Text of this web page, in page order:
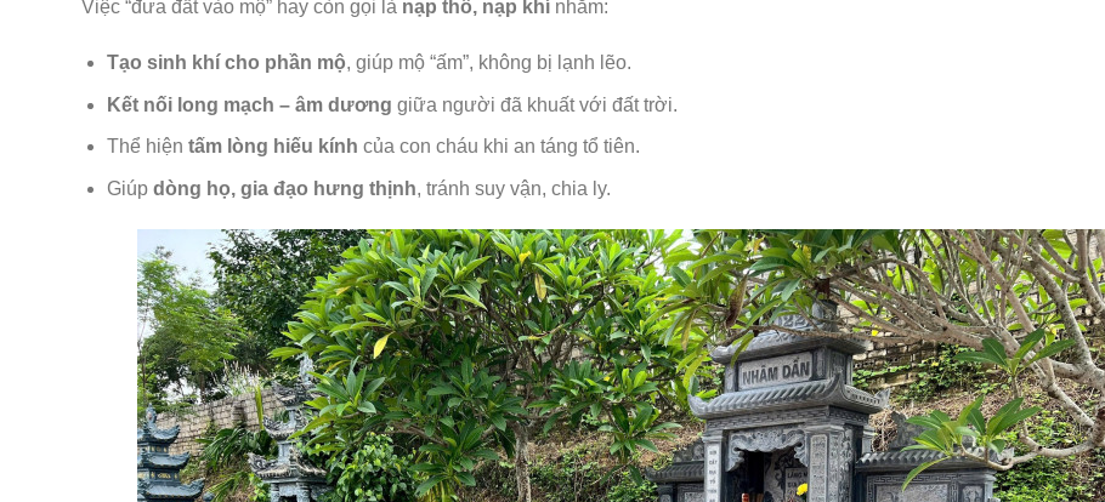
Việc “đưa đất vào mộ” hay còn gọi là nạp thổ, nạp khí nhằm:
Tạo sinh khí cho phần mộ, giúp mộ “ấm”, không bị lạnh lẽo.
Kết nối long mạch – âm dương giữa người đã khuất với đất trời.
Thể hiện tấm lòng hiếu kính của con cháu khi an táng tổ tiên.
Giúp dòng họ, gia đạo hưng thịnh, tránh suy vận, chia ly.